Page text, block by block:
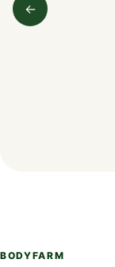
←
BODYFARM